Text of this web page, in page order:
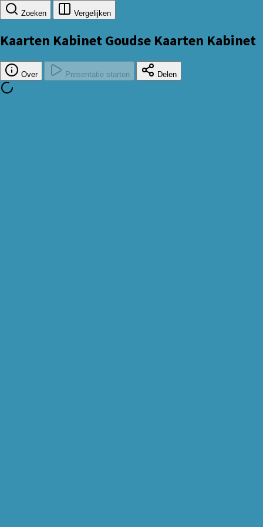
Zoeken Vergelijken
Kaarten KabinetGoudse Kaarten Kabinet
Over Presentatie starten Delen